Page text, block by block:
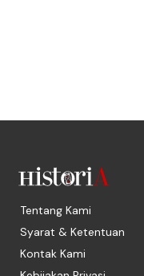
Tentang Kami
Syarat & Ketentuan
Kontak Kami